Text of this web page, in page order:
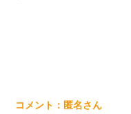
匿名